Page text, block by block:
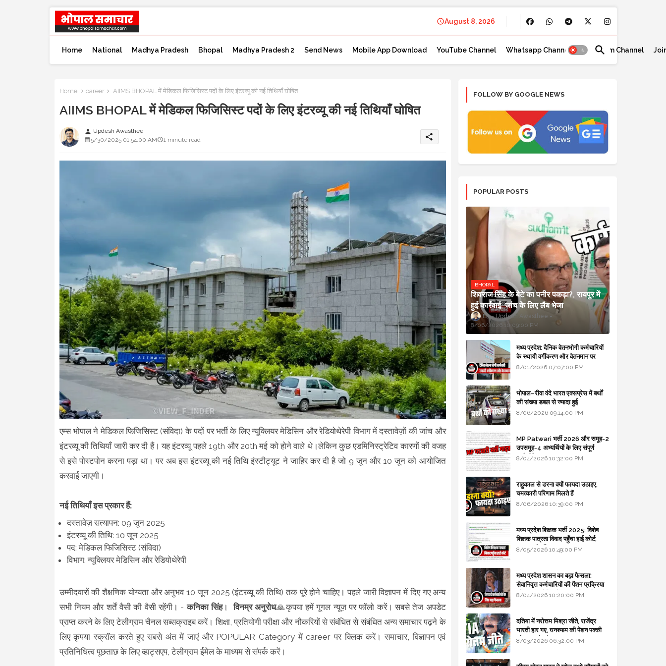
August 8, 2026
Home National Madhya Pradesh Bhopal Madhya Pradesh 2 Send News Mobile App Download YouTube Channel Whatsapp Channel Telegram Channel
Home career AIIMS BHOPAL में मेडिकल फिजिसिस्ट पदों के लिए इंटरव्यू की नई तिथियाँ घोषित
AIIMS BHOPAL में मेडिकल फिजिसिस्ट पदों के लिए इंटरव्यू की नई तिथियाँ घोषित
person Updesh Awasthee
5/30/2025 01:54:00 AM
1 minute read share
एम्स भोपाल ने मेडिकल फिजिसिस्ट (संविदा) के पदों पर भर्ती के लिए न्यूक्लियर मेडिसिन और रेडियोथेरेपी विभाग में दस्तावेज़ों की जांच और
इंटरव्यू की तिथियाँ जारी कर दी हैं। यह इंटरव्यू पहले 19th और 20th मई को होने वाले थे।लेकिन कुछ एडमिनिस्ट्रेटिव कारणों की वजह
से इसे पोस्टपोन करना पड़ा था। पर अब इस इंटरव्यू की नई तिथि इंस्टीट्यूट ने जाहिर कर दी है जो 9 जून और 10 जून को आयोजित
करवाई जाएगी।
नई तिथियाँ इस प्रकार हैं:
दस्तावेज़ सत्यापन: 09 जून 2025
इंटरव्यू की तिथि: 10 जून 2025
पद: मेडिकल फिजिसिस्ट (संविदा)
विभाग: न्यूक्लियर मेडिसिन और रेडियोथेरेपी
उम्मीदवारों की शैक्षणिक योग्यता और अनुभव 10 जून 2025 (इंटरव्यू की तिथि) तक पूरे होने चाहिए। पहले जारी विज्ञापन में दिए गए अन्य
सभी नियम और शर्तें वैसी की वैसी रहेंगी। -कनिका सिंह।विनम्र अनुरोध🙏कृपया हमें गूगल न्यूज़ पर फॉलो करें। सबसे तेज अपडेट
प्राप्त करने के लिए टेलीग्राम चैनल सब्सक्राइब करें। शिक्षा, प्रतियोगी परीक्षा और नौकरियों से संबंधित से संबंधित अन्य समाचार पढ़ने के
लिए कृपया स्क्रॉल करते हुए सबसे अंत में जाएं और POPULAR Category में career पर क्लिक करें। समाचार, विज्ञापन एवं
प्रतिनिधित्व पूछताछ के लिए व्हाट्सएप, टेलीग्राम ईमेल के माध्यम से संपर्क करें।
FOLLOW BY GOOGLE NEWS
POPULAR POSTS
BHOPAL
शिवराज सिंह के बेटे का पनीर पकड़ा?, रायपुर में
हुई कार्रवाई, जांच के लिए लैब भेजा
Updesh Awasthee
8/06/2026 10:09:00 PM
मध्य प्रदेश: दैनिक वेतनभोगी कर्मचारियों
के स्थायी वर्गीकरण और वेतनमान पर
सरकार का बड़ा स्पष्टीकरण
8/01/2026 07:07:00 PM
भोपाल–रीवा वंदे भारत एक्सप्रेस में बर्थों
की संख्या डबल से ज्यादा हुई
8/06/2026 09:14:00 PM
MP Patwari भर्ती 2026 और समूह-2
उपसमूह-4 अभ्यर्थियों के लिए संपूर्ण
मार्गदर्शिका
8/04/2026 10:32:00 PM
राहुकाल से डरना क्यों फायदा उठाइए,
चमत्कारी परिणाम मिलते हैं
8/06/2026 10:39:00 PM
मध्य प्रदेश शिक्षक भर्ती 2025: विशेष
शिक्षक पात्रता विवाद पहुँचा हाई कोर्ट;
सरकार से माँगा जवाब
8/05/2026 10:49:00 PM
मध्य प्रदेश शासन का बड़ा फैसला:
सेवानिवृत्त कर्मचारियों की पेंशन प्रक्रिया
और बजट कोडिंग में हुए क्रांतिकारी
8/04/2026 10:20:00 PM
दतिया में नरोत्तम मिश्रा जीते, राजेंद्र
भारती हार गए, घनश्याम की पेंशन पक्की
और आशुतोष बैक टू...
8/03/2026 06:32:00 PM